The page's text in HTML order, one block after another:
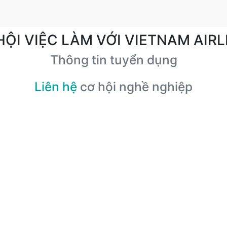
VIỆC LÀM VỚI VIETNAM
Thông tin tuyển dụng
Liên hệ cơ hội nghề nghiệp